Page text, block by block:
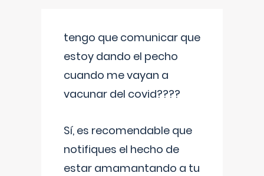
tengo que comunicar que
estoy dando el pecho
cuando me vayan a
vacunar del covid????
Sí, es recomendable que
notifiques el hecho de
estar amamantando a tu